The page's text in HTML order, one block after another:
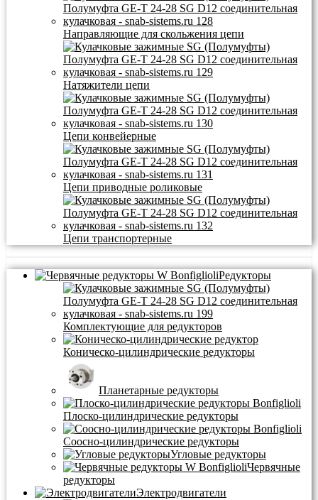
Направляющие для скольжения цепи
Натяжители цепи
Цепи конвейерные
Цепи приводные роликовые
Цепи транспортерные
Редукторы
Комплектующие для редукторов
Коническо-цилиндрические редукторы
Планетарные редукторы
Плоско-цилиндрические редукторы
Соосно-цилиндрические редукторы
Угловые редукторы
Червячные
редукторы
Электродвигатели